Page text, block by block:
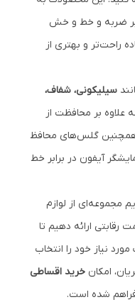
ضربه و خط و خش
راحت‌تر و بهتری از
سیلیکونی، شفاف،
بر محافظت از
همچنین گلس‌های محافظ
آیفون در برابر خط
مجموعه‌ای از لوازم
رقابتی ارائه دهیم تا
نیاز خود را انتخاب
امکان خرید اقساطی
شده است.